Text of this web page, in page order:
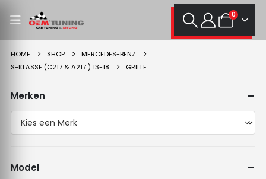
0
HOME SHOP
MERCEDES-BENZ
S-KLASSE (C217 & A217 ) 13-18
GRILLE
Merken
Model